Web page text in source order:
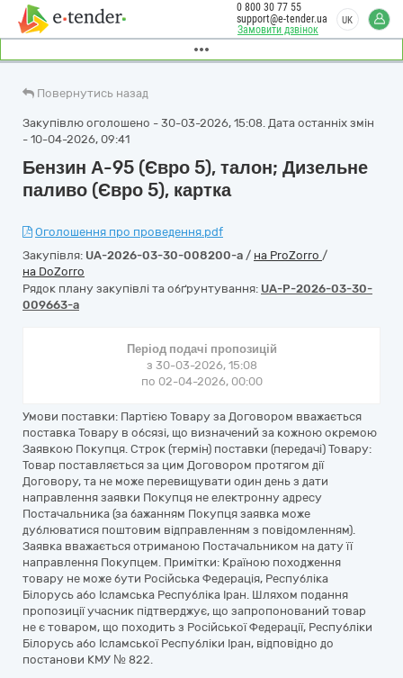
Замовити дзвінок
0 800 30 77 55
support@e-tender.ua
UK
Повернутись назад
Закупівлю оголошено - 30-03-2026, 15:08. Дата останніх змін
- 10-04-2026, 09:41
Бензин А-95 (Євро 5), талон; Дизельне
паливо (Євро 5), картка
Оголошення про проведення.pdf
Закупівля: UA-2026-03-30-008200-a / на ProZorro /
на DoZorro
Рядок плану закупівлі та обґрунтування: UA-P-2026-03-30-
009663-a
Період подачі пропозицій
з 30-03-2026, 15:08
по 02-04-2026, 00:00
Умови поставки: Партією Товару за Договором вважається
поставка Товару в обсязі, що визначений за кожною окремою
Заявкою Покупця. Строк (термін) поставки (передачі) Товару:
Товар поставляється за цим Договором протягом дії
Договору, та не може перевищувати один день з дати
направлення заявки Покупця не електронну адресу
Постачальника (за бажанням Покупця заявка може
дублюватися поштовим відправленням з повідомленням).
Заявка вважається отриманою Постачальником на дату її
направлення Покупцем. Примітки: Країною походження
товару не може бути Російська Федерація, Республіка
Білорусь або Ісламська Республіка Іран. Шляхом подання
пропозиції учасник підтверджує, що запропонований товар
не є товаром, що походить з Російської Федерації, Республіки
Білорусь або Ісламської Республіки Іран, відповідно до
постанови КМУ № 822.